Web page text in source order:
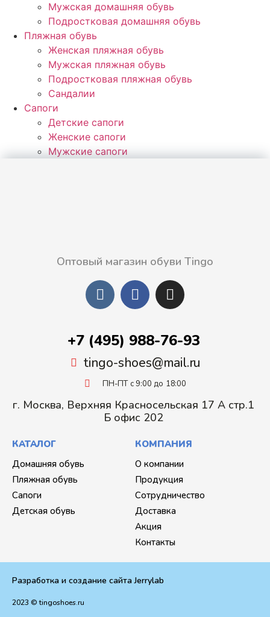
Мужская домашняя обувь
Подростковая домашняя обувь
Пляжная обувь
Женская пляжная обувь
Мужская пляжная обувь
Подростковая пляжная обувь
Сандалии
Сапоги
Детские сапоги
Женские сапоги
Мужские сапоги
Оптовый магазин обуви Tingo
КОМПАНИЯ
О компании
Продукция
Сотрудничество
Доставка
Акция
Контакты
КАТАЛОГ
Домашняя обувь
Пляжная обувь
Сапоги
Детская обувь
+7 (495) 988-76-93
tingo-shoes@mail.ru
ПН-ПТ с 9:00 до 18:00
г. Москва, Верхняя Красносельская 17 А стр.1
Б офис 202
Разработка и создание сайта Jerrylab
2023 © tingoshoes.ru